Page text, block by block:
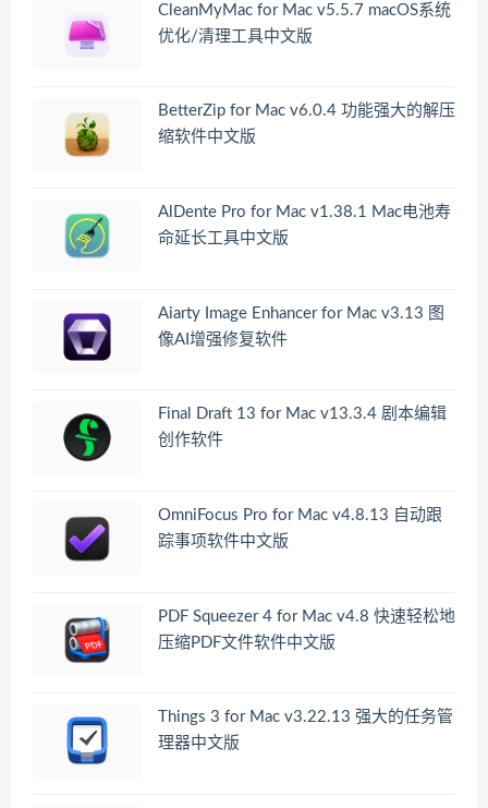
CleanMyMac for Mac v5.5.7 macOS系统
优化/清理工具中文版
BetterZip for Mac v6.0.4 功能强大的解压
缩软件中文版
AlDente Pro for Mac v1.38.1 Mac电池寿
命延长工具中文版
Aiarty Image Enhancer for Mac v3.13 图
像AI增强修复软件
Final Draft 13 for Mac v13.3.4 剧本编辑
创作软件
OmniFocus Pro for Mac v4.8.13 自动跟
踪事项软件中文版
PDF Squeezer 4 for Mac v4.8 快速轻松地
压缩PDF文件软件中文版
Things 3 for Mac v3.22.13 强大的任务管
理器中文版